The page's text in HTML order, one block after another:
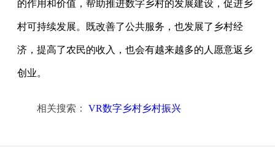
的作用和价值，帮助推进数字乡村的发展建设，促进乡
村可持续发展。既改善了公共服务，也发展了乡村经
济，提高了农民的收入，也会有越来越多的人愿意返乡
创业。
相关搜索： VR数字乡村乡村振兴